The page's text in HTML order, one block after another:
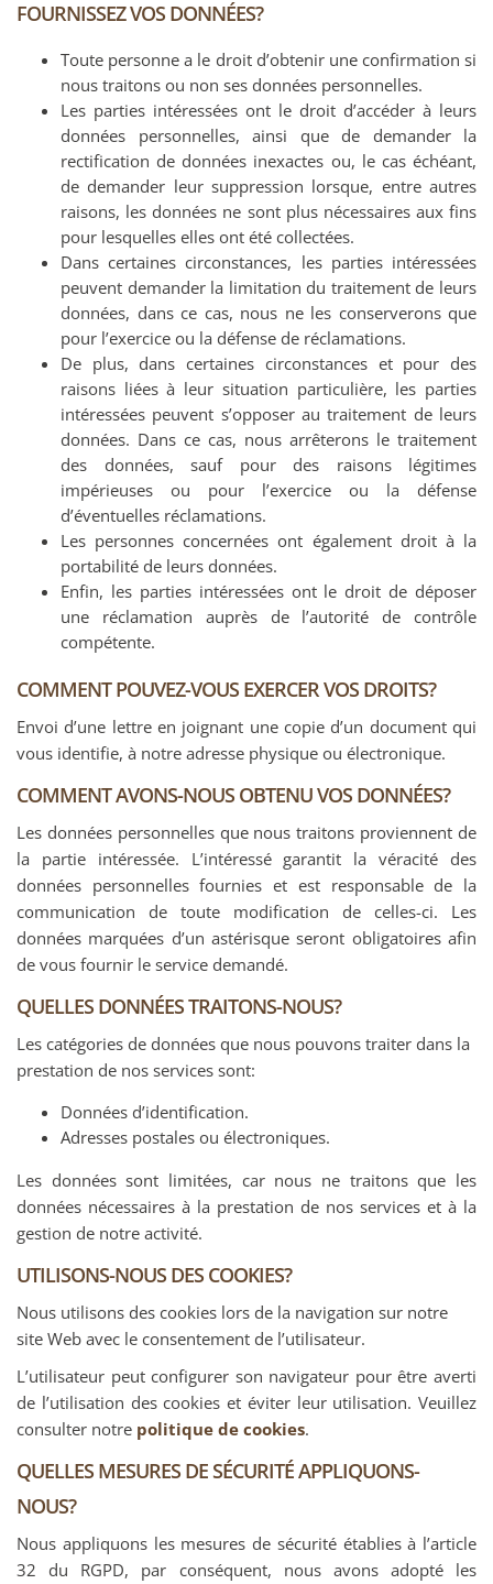
FOURNISSEZ VOS DONNÉES?
Toute personne a le droit d’obtenir une confirmation si
nous traitons ou non ses données personnelles.
Les parties intéressées ont le droit d’accéder à leurs
données personnelles, ainsi que de demander la
rectification de données inexactes ou, le cas échéant,
de demander leur suppression lorsque, entre autres
raisons, les données ne sont plus nécessaires aux fins
pour lesquelles elles ont été collectées.
Dans certaines circonstances, les parties intéressées
peuvent demander la limitation du traitement de leurs
données, dans ce cas, nous ne les conserverons que
pour l’exercice ou la défense de réclamations.
De plus, dans certaines circonstances et pour des
raisons liées à leur situation particulière, les parties
intéressées peuvent s’opposer au traitement de leurs
données. Dans ce cas, nous arrêterons le traitement
des données, sauf pour des raisons légitimes
impérieuses ou pour l’exercice ou la défense
d’éventuelles réclamations.
Les personnes concernées ont également droit à la
portabilité de leurs données.
Enfin, les parties intéressées ont le droit de déposer
une réclamation auprès de l’autorité de contrôle
compétente.
COMMENT POUVEZ-VOUS EXERCER VOS DROITS?
Envoi d’une lettre en joignant une copie d’un document qui
vous identifie, à notre adresse physique ou électronique.
COMMENT AVONS-NOUS OBTENU VOS DONNÉES?
Les données personnelles que nous traitons proviennent de
la partie intéressée. L’intéressé garantit la véracité des
données personnelles fournies et est responsable de la
communication de toute modification de celles-ci. Les
données marquées d’un astérisque seront obligatoires afin
de vous fournir le service demandé.
QUELLES DONNÉES TRAITONS-NOUS?
Les catégories de données que nous pouvons traiter dans la
prestation de nos services sont:
Données d’identification.
Adresses postales ou électroniques.
Les données sont limitées, car nous ne traitons que les
données nécessaires à la prestation de nos services et à la
gestion de notre activité.
UTILISONS-NOUS DES COOKIES?
Nous utilisons des cookies lors de la navigation sur notre
site Web avec le consentement de l’utilisateur.
L’utilisateur peut configurer son navigateur pour être averti
de l’utilisation des cookies et éviter leur utilisation. Veuillez
consulter notre politique de cookies.
QUELLES MESURES DE SÉCURITÉ APPLIQUONS-
NOUS?
Nous appliquons les mesures de sécurité établies à l’article
32 du RGPD, par conséquent, nous avons adopté les